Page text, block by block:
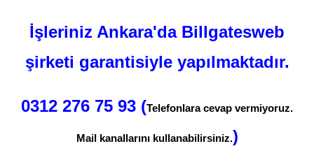
İşleriniz Ankara'da Billgatesweb
şirketi garantisiyle yapılmaktadır.
0312 276 75 93 (Telefonlara cevap vermiyoruz.
Mail kanallarını kullanabilirsiniz.)